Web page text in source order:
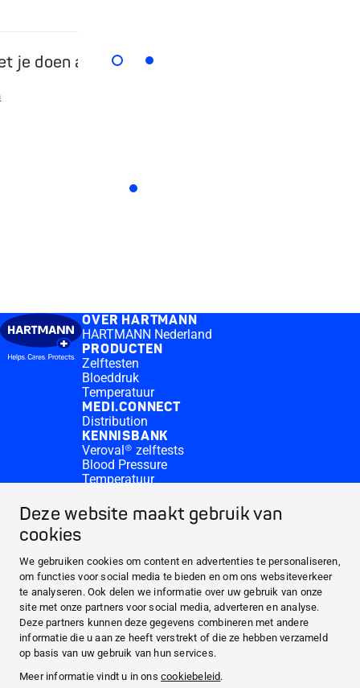
Deze website maakt gebruik van
cookies
We gebruiken cookies om content en advertenties te personaliseren,
om functies voor social media te bieden en om ons websiteverkeer
te analyseren. Ook delen we informatie over uw gebruik van onze
site met onze partners voor social media, adverteren en analyse.
Deze partners kunnen deze gegevens combineren met andere
informatie die u aan ze heeft verstrekt of die ze hebben verzameld
op basis van uw gebruik van hun services.
Meer informatie vindt u in onscookiebeleid.
je doen als je baby koorts heeft?
OVER HARTMANN
HARTMANN Nederland
PRODUCTEN
Zelftesten
Bloeddruk
Temperatuur
MEDI.CONNECT
Distribution
KENNISBANK
Veroval® zelftests
Blood Pressure
Temperatuur
Contact
Waar te koop?
PRODUCTEN
MEDI.CONNECT
KENNISBANK
Facebook